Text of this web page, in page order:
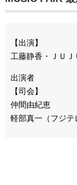
【出演】
工藤静香・ＪＵＪ
出演者
【司会】
仲間由紀恵
軽部真一（フジテ